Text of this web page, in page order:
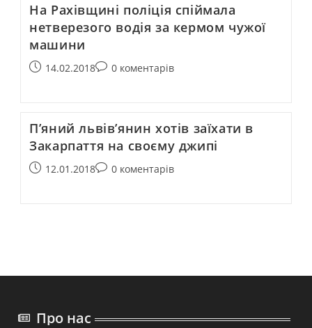
На Рахівщині поліція спіймала
нетверезого водія за кермом чужої
машини
14.02.2018 0 коментарів
П’яний львів’янин хотів заїхати в
Закарпаття на своєму джипі
12.01.2018 0 коментарів
Про нас